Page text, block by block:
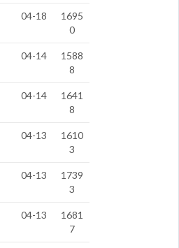
04-18
1695
0
04-14
1588
8
04-14
1641
8
04-13
1610
3
04-13
1739
3
04-13
1681
7